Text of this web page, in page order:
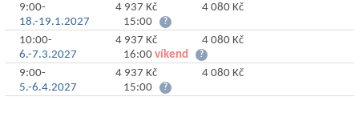
4 080 Kč
4 937 Kč
18.-19.1.2027
9:00-
15:00
?
4 080 Kč
4 937 Kč
6.-7.3.2027
10:00-
16:00 víkend ?
4 080 Kč
4 937 Kč
5.-6.4.2027
9:00-
15:00
?